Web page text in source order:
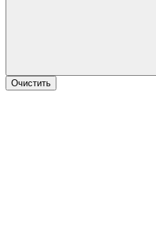
Очистить